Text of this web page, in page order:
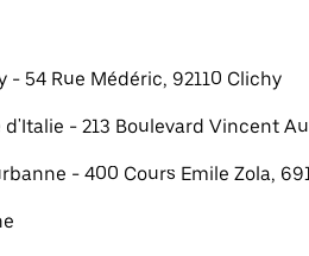
- 54 Rue Médéric, 92110 Clichy
d'Italie - 213 Boulevard Vincent
- 400 Cours Emile Zola,